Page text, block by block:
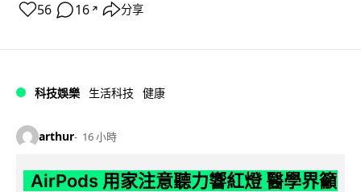
56 16 ↗ 分享
科技娛樂 生活科技 健康
arthur 16 小時
AirPods 用家注意聽力響紅燈 醫學界籲